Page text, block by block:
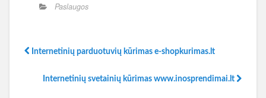
Paslaugos
Internetinių parduotuvių kūrimas e-shopkurimas.lt
Internetinių svetainių kūrimas www.inosprendimai.lt